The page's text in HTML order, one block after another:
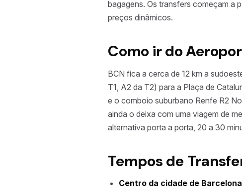
bagagens. Os transfers começam a
preços dinâmicos.
Como ir do
BCN fica a cerca de 12 km a
T1, A2 da T2) para a Plaça de
e o comboio suburbano Renfe R2
ainda o deixa com uma viagem de
alternativa porta a porta, 20 a 30
Tempos de
Centro da cidade de